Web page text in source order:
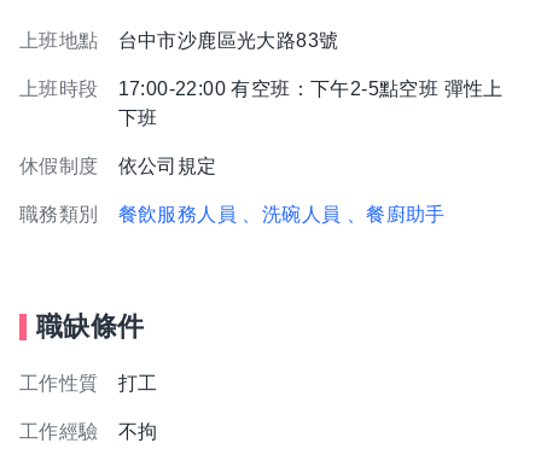
上班地點 台中市沙鹿區光大路83號
上班時段
17:00-22:00 有空班：下午2-5點空班 彈性上
下班
休假制度 依公司規定
職務類別 餐飲服務人員 、洗碗人員 、餐廚助手
職缺條件
工作性質 打工
工作經驗 不拘